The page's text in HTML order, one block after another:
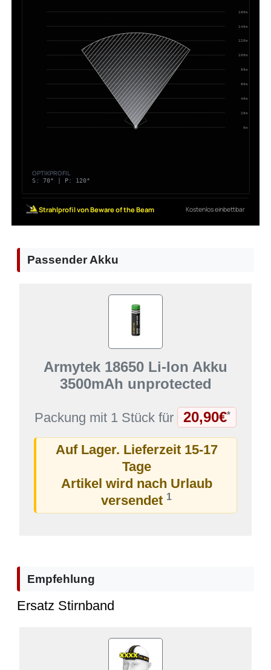
Passender Akku
Armytek 18650 Li-Ion Akku
3500mAh unprotected
Packung mit 1 Stück für 20,90€*
Auf Lager. Lieferzeit 15-17
Tage
Artikel wird nach Urlaub
versendet 1
Empfehlung
Ersatz Stirnband